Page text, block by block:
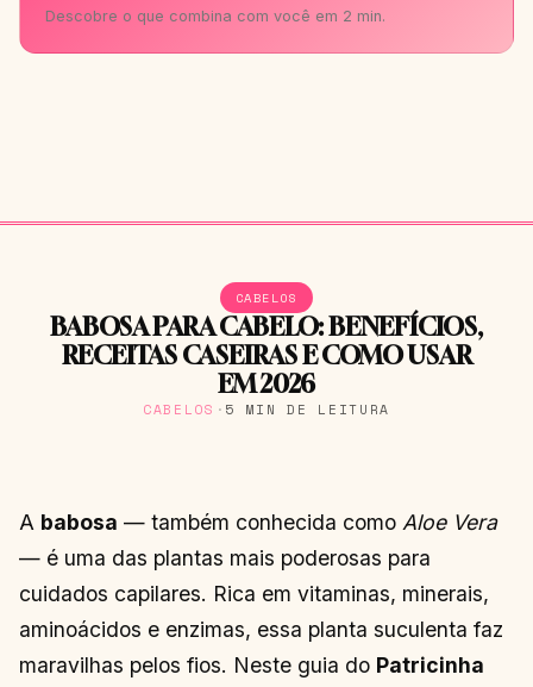
Descobre o que combina com você em 2 min.
CABELOS
BABOSA PARA CABELO: BENEFÍCIOS,
RECEITAS CASEIRAS E COMO USAR
EM 2026
CABELOS · 5 MIN DE LEITURA
A babosa — também conhecida como Aloe Vera
— é uma das plantas mais poderosas para
cuidados capilares. Rica em vitaminas, minerais,
aminoácidos e enzimas, essa planta suculenta faz
maravilhas pelos fios. Neste guia do Patricinha